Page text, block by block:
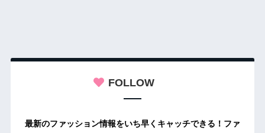
FOLLOW
最新のファッション情報をいち早くキャッチできる！ファ